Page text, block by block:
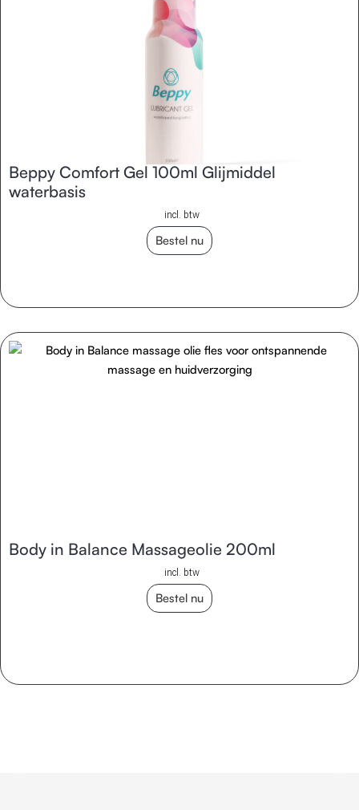
Beppy Comfort Gel 100ml Glijmiddel
waterbasis
incl. btw
Bestel nu
Body in Balance Massageolie 200ml
incl. btw
Bestel nu